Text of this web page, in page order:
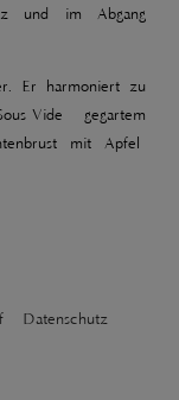
und im Abgang
Er harmoniert zu
Vide gegartem
mit Apfel-
Datenschutz